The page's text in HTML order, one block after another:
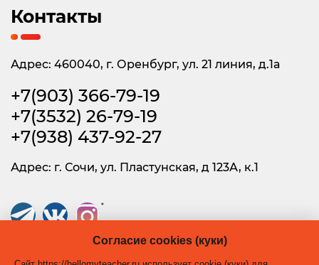
Контакты
Адрес: 460040, г. Оренбург, ул. 21 линия, д.1а
+7(903) 366-79-19
+7(3532) 26-79-19
+7(938) 437-92-27
Адрес: г. Сочи, ул. Пластунская, д 123А, к.1
*
* Instagram принадлежит Meta Platforms Inc. — организация признана
экстремистской, её деятельность запрещена на территории России.
Согласие cookies (куки)